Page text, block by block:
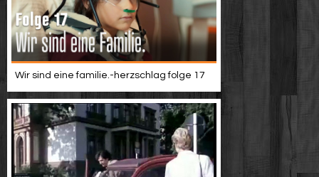
Wir sind eine familie.-herzschlag folge 17